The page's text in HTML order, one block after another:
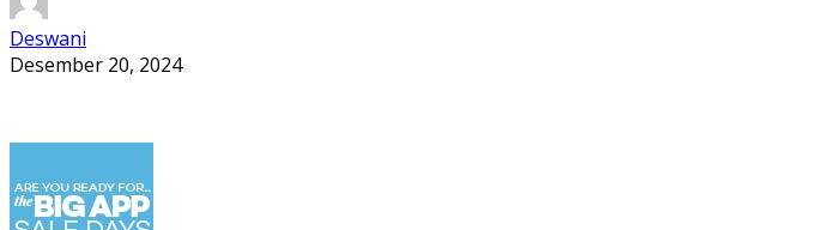
Deswani
Desember 20, 2024